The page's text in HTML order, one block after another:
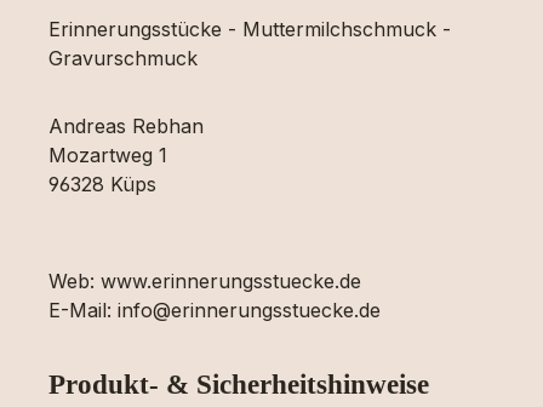
Erinnerungsstücke - Muttermilchschmuck -
Gravurschmuck
Andreas Rebhan
Mozartweg 1
96328 Küps
Web: www.erinnerungsstuecke.de
E-Mail: info@erinnerungsstuecke.de
Produkt- & Sicherheitshinweise